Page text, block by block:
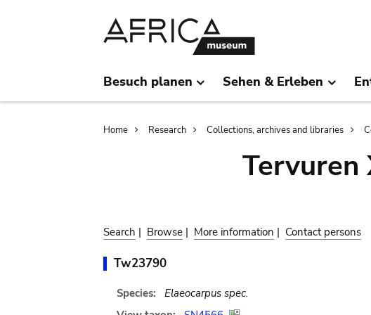
Besuch planen Sehen & Erleben
Breadcrumb
Home Research Collections, archives and libraries
Tervuren
Search | Browse | More information | Contact persons
Tw23790
Species:
Elaeocarpus spec.